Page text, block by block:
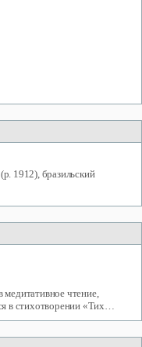
1912), бразильский
чтение,
в стихотворении «Тих…